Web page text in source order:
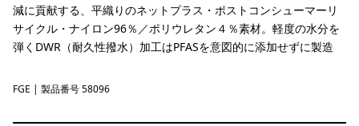
減に貢献する、平織りのネットプラス・ポストコンシューマーリ
サイクル・ナイロン96％／ポリウレタン４％素材。軽度の水分を
弾くDWR（耐久性撥水）加工はPFASを意図的に添加せずに製造
Forge Grey
FGE | 製品番号 58096